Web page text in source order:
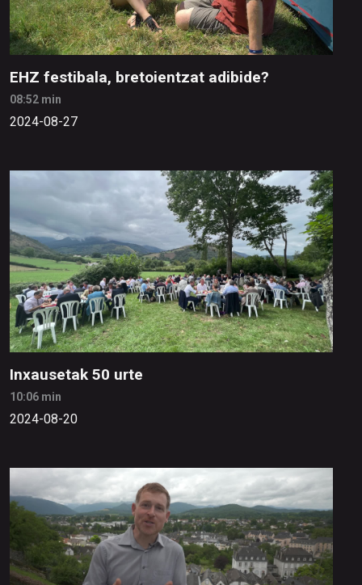
EHZ festibala, bretoientzat adibide?
08:52 min
2024-08-27
Inxausetak 50 urte
10:06 min
2024-08-20